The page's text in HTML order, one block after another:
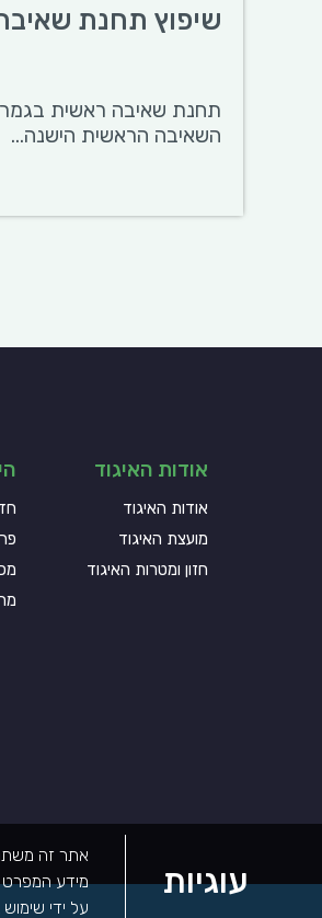
עוגיות
אתר זה
מידע המפרט
על ידי
שיפוץ תחנת
תחנת שאיבה ראשית
השאיבה הראשית הישנה...
אודות האיגוד
אודות האיגוד
מועצת האיגוד
חזון ומטרות האיגוד